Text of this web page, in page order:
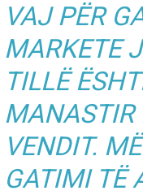
VAJ PËR
MARKETE
TILLË
MANASTIR
VENDIT.
GATIMI TË